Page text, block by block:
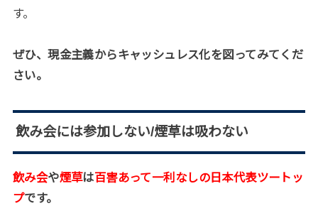
す。
ぜひ、現金主義からキャッシュレス化を図ってみてくだ
さい。
飲み会には参加しない/煙草は吸わない
飲み会や煙草は百害あって一利なしの日本代表ツートッ
プです。